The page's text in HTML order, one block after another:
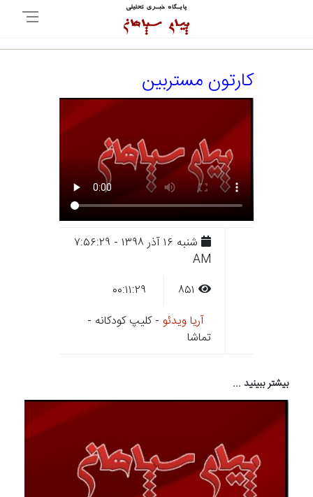
کارتون مستربین
شنبه ۱۶ آذر ۱۳۹۸ - ۷:۵۶:۲۹
AM
آریا ویدئو - کلیپ کودکانه -
تماشا
بیشتر ببینید ...